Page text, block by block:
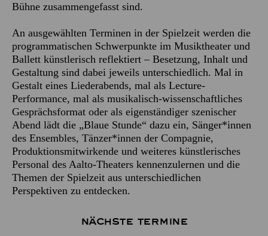
Bühne zusammengefasst sind.
An ausgewählten Terminen in der Spielzeit werden die
programmatischen Schwerpunkte im Musiktheater und
Ballett künstlerisch reflektiert – Besetzung, Inhalt und
Gestaltung sind dabei jeweils unterschiedlich. Mal in
Gestalt eines Liederabends, mal als Lecture-
Performance, mal als musikalisch-wissenschaftliches
Gesprächsformat oder als eigenständiger szenischer
Abend lädt die „Blaue Stunde“ dazu ein, Sänger*innen
des Ensembles, Tänzer*innen der Compagnie,
Produktionsmitwirkende und weiteres künstlerisches
Personal des Aalto-Theaters kennenzulernen und die
Themen der Spielzeit aus unterschiedlichen
Perspektiven zu entdecken.
Nächste Termine